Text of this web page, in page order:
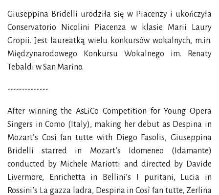
Giuseppina Bridelli urodziła się w Piacenzy i ukończyła
Conservatorio Nicolini Piacenza w klasie Marii Laury
Gropii. Jest laureatką wielu konkursów wokalnych, m.in.
Międzynarodowego Konkursu Wokalnego im. Renaty
Tebaldi w San Marino.
--------------
After winning the AsLiCo Competition for Young Opera
Singers in Como (Italy), making her debut as Despina in
Mozart’s Così fan tutte with Diego Fasolis, Giuseppina
Bridelli starred in Mozart’s Idomeneo (Idamante)
conducted by Michele Mariotti and directed by Davide
Livermore, Enrichetta in Bellini’s I puritani, Lucia in
Rossini’s La gazza ladra, Despina in Così fan tutte, Zerlina